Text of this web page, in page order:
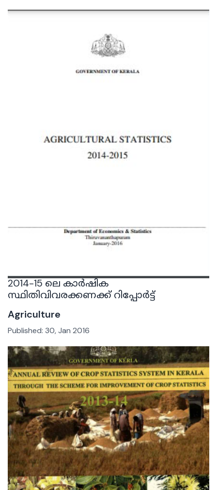
2014-15 ലെ കാർഷിക
സ്ഥിതിവിവരക്കണക്ക് റിപ്പോർട്ട്
Agriculture
Published: 30, Jan 2016